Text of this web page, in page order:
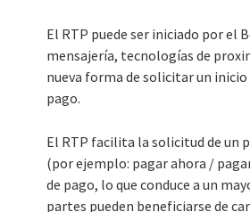
El RTP puede ser iniciado por
mensajería, tecnologías de
nueva forma de solicitar un
pago.
El RTP facilita la solicitud de un
(por ejemplo: pagar ahora /
de pago, lo que conduce a un
partes pueden beneficiarse de